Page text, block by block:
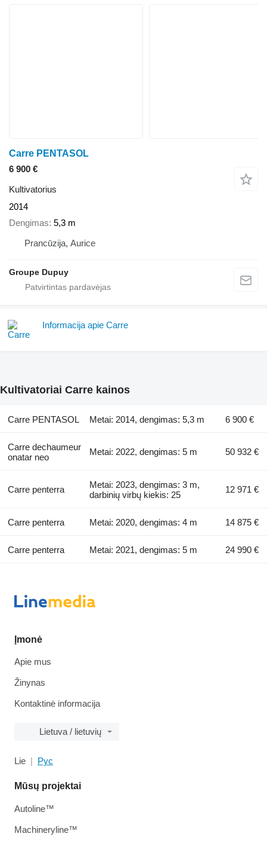
Carre PENTASOL
6 900 €
Kultivatorius
2014
Dengimas 5,3 m
Prancūzija, Aurice
Groupe Dupuy
Informacija apie Carre
Kultivatoriai Carre kainos
Carre PENTASOL Metai: 2014, dengimas: 5,3 m 6 900 €
Carre dechaumeur
onatar neo
Metai: 2022, dengimas: 5 m 50 932 €
Carre penterra
Metai: 2023, dengimas: 3 m,
darbinių virbų kiekis: 25
12 971 €
Carre penterra Metai: 2020, dengimas: 4 m 14 875 €
Carre penterra Metai: 2021, dengimas: 5 m 24 990 €
Įmonė
Apie mus
Žinynas
Kontaktinė informacija
Lietuva / lietuvių
Lie Рус
Mūsų projektai
Autoline™
Machineryline™